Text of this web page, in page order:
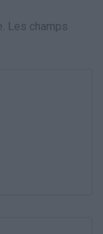
Les champs